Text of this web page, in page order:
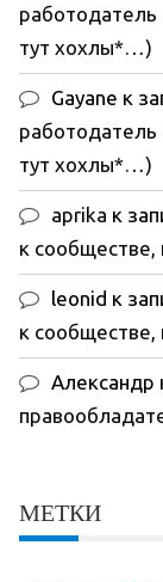
тут хохлы*…)
Gayane к
тут хохлы*…)
aprika к
к сообществе,
leonid к
к сообществе,
Александр
МЕТКИ